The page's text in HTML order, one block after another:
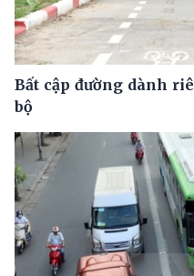
Bất cập đường dành
bộ